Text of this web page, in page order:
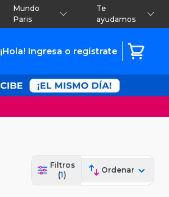
Mundo
Paris
Te
ayudamos
¡Hola! Ingresa o regístrate
Filtros
(1)
Ordenar